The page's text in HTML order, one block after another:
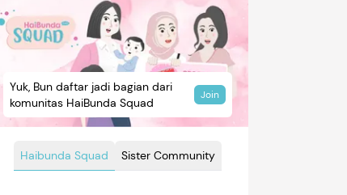
Haibunda Squad Sister Community
Yuk, Bun daftar jadi bagian dari
komunitas HaiBunda Squad
Join